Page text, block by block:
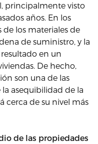
principalmente visto
años. En los
de los materiales de
de suministro, y la
en un
De hecho,
son una de las
asequibilidad de la
cerca de su nivel más
de las propiedades